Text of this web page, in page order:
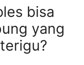
bisa
yang